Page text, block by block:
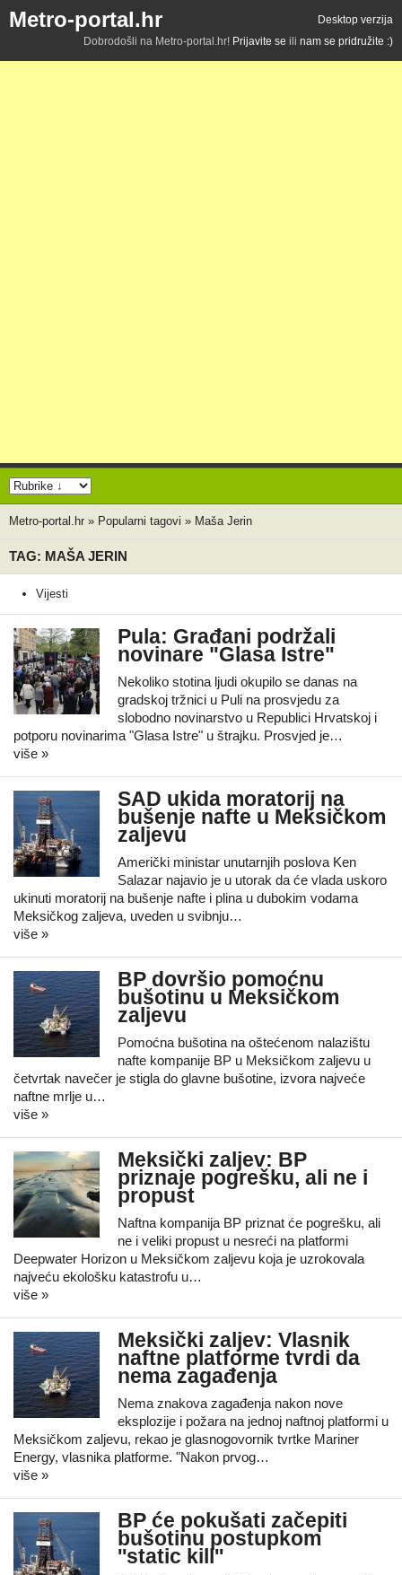
Metro-portal.hr
Desktop verzija
Dobrodošli na Metro-portal.hr! Prijavite se ili nam se pridružite :)
Metro-portal.hr » Popularni tagovi » Maša Jerin
TAG: MAŠA JERIN
Vijesti
Pula: Građani podržali
novinare "Glasa Istre"
Nekoliko stotina ljudi okupilo se danas na
gradskoj tržnici u Puli na prosvjedu za
slobodno novinarstvo u Republici Hrvatskoj i
potporu novinarima "Glasa Istre" u štrajku. Prosvjed je…
više »
SAD ukida moratorij na
bušenje nafte u Meksičkom
zaljevu
Američki ministar unutarnjih poslova Ken
Salazar najavio je u utorak da će vlada uskoro
ukinuti moratorij na bušenje nafte i plina u dubokim vodama
Meksičkog zaljeva, uveden u svibnju…
više »
BP dovršio pomoćnu
bušotinu u Meksičkom
zaljevu
Pomoćna bušotina na oštećenom nalazištu
nafte kompanije BP u Meksičkom zaljevu u
četvrtak navečer je stigla do glavne bušotine, izvora najveće
naftne mrlje u…
više »
Meksički zaljev: BP
priznaje pogrešku, ali ne i
propust
Naftna kompanija BP priznat će pogrešku, ali
ne i veliki propust u nesreći na platformi
Deepwater Horizon u Meksičkom zaljevu koja je uzrokovala
najveću ekološku katastrofu u…
više »
Meksički zaljev: Vlasnik
naftne platforme tvrdi da
nema zagađenja
Nema znakova zagađenja nakon nove
eksplozije i požara na jednoj naftnoj platformi u
Meksičkom zaljevu, rekao je glasnogovornik tvrtke Mariner
Energy, vlasnika platforme. "Nakon prvog…
više »
BP će pokušati začepiti
bušotinu postupkom
''static kill''